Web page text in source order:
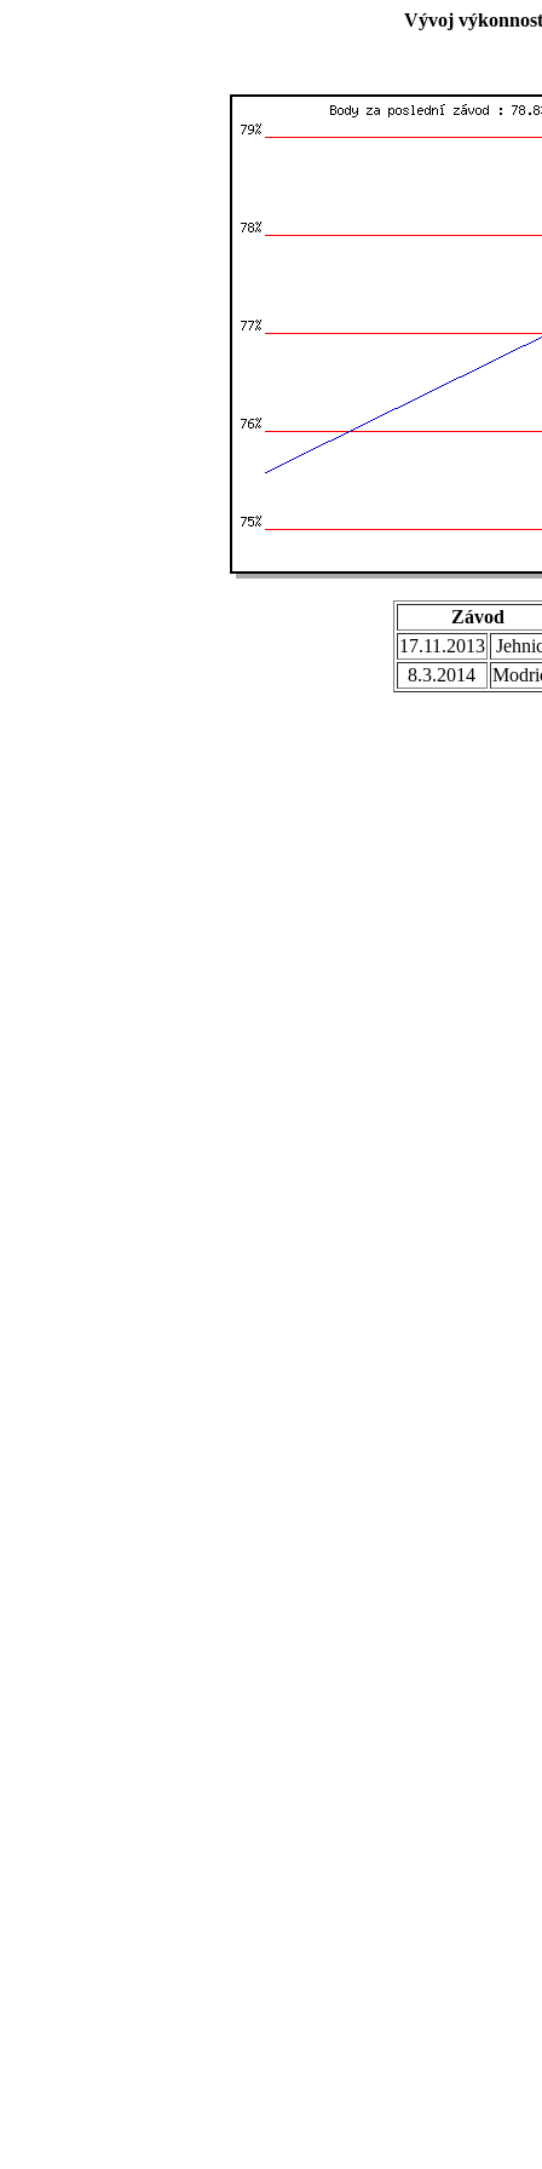
Vývoj
Závod
17.11.2013
8.3.2014